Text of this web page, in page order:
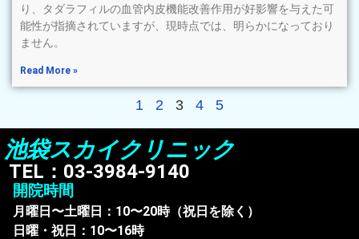
り、タダラフィルの血管内皮機能改善作用が好影響を与えた可
能性が指摘されていますが、現時点では、明らかになっており
ません。
Read More »
1 2 3 4 5
池袋スカイクリニック
TEL：03-3984-9140
開院時間
月曜日〜土曜日：10〜20時（祝日を除く）
日曜・祝日：10〜16時